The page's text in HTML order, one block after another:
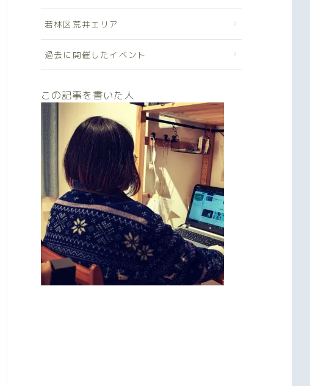
若林区荒井エリア
過去に開催したイベント
この記事を書いた人